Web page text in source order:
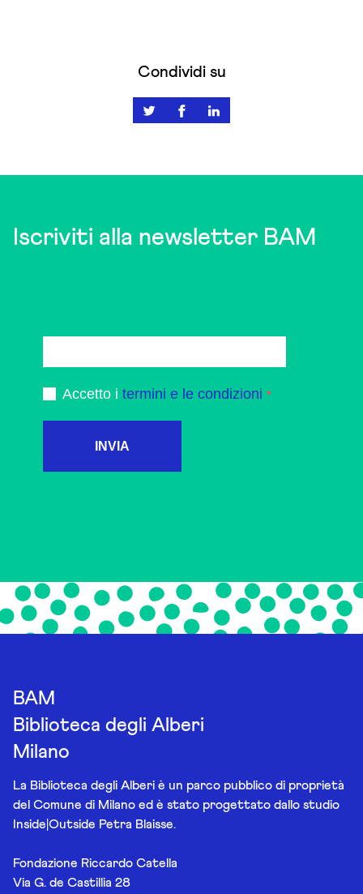
Condividi su
Iscriviti alla newsletter BAM
Accetto i termini e le condizioni
INVIA
BAM
Biblioteca degli Alberi
Milano
La Biblioteca degli Alberi è un parco pubblico di proprietà
del Comune di Milano ed è stato progettato dallo studio
Inside|Outside Petra Blaisse.
Fondazione Riccardo Catella
Via G. de Castillia 28